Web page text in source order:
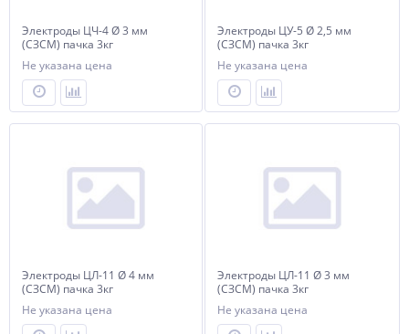
Электроды ЦЧ-4 Ø 3 мм
(СЗСМ) пачка 3кг
Не указана цена
Электроды ЦУ-5 Ø 2,5 мм
(СЗСМ) пачка 3кг
Не указана цена
Электроды ЦЛ-11 Ø 4 мм
(СЗСМ) пачка 3кг
Не указана цена
Электроды ЦЛ-11 Ø 3 мм
(СЗСМ) пачка 3кг
Не указана цена